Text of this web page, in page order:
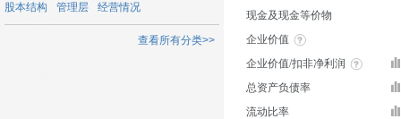
股本结构 管理层 经营情况
查看所有分类>>
现金及现金等价物
企业价值
企业价值/扣非净利润
总资产负债率
流动比率